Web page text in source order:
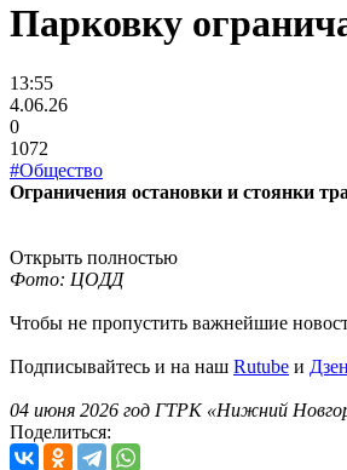
Парковку
13:55
4.06.26
0
1072
#Общество
Ограничения остановки и стоянки
Открыть полностью
Фото: ЦОДД
Чтобы не пропустить важнейшие
Подписывайтесь и на наш Rutube и Дзен
04 июня 2026 год ГТРК «Нижний
Поделиться: